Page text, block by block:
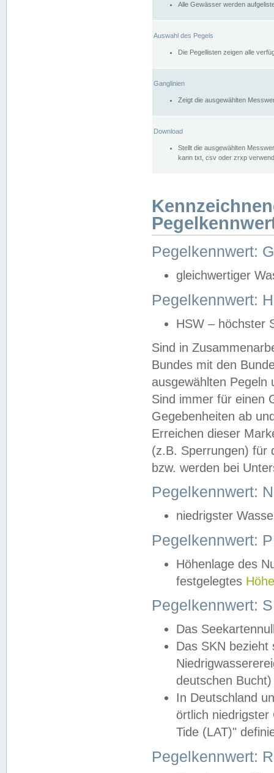
Alle Gewässer werden
Auswahl des Pegels
Die Pegellisten zeigen alle
Ganglinien
Zeigt die ausgewählten
Download
Stellt die ausgewählten
kann txt, csv oder zrxp
Pegelkennwert:
gleichwertiger
Pegelkennwert:
HSW – höchster
Sind in
Bundes mit den
ausgewählten
Sind immer für einen
Gegebenheiten ab
Erreichen dieser
(z.B. Sperrungen) für
bzw. werden bei
Pegelkennwert:
niedrigster
Pegelkennwert:
Höhenlage des
festgelegtes
Pegelkennwert:
Das
Das SKN
deutschen
In Deutschland
örtlich
Tide (LAT)"
Pegelkennwert: